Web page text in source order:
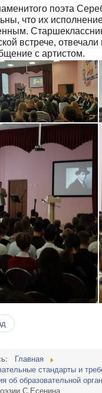
поэта
что их
встрече,
с артистом.
Главная
стандарты и
об образовательной
С.Есенина